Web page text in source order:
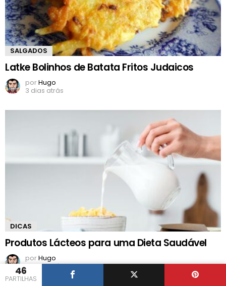
46
PARTILHAS
SALGADOS
Latke Bolinhos de Batata Fritos Judaicos
porHugo
3 dias atrás
DICAS
Produtos Lácteos para uma Dieta Saudável
porHugo
5 dias atrás